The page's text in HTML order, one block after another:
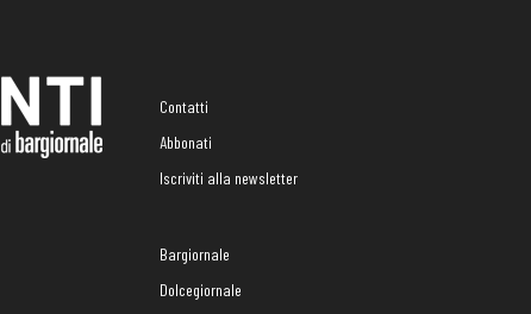
Contatti
Abbonati
Iscriviti alla newsletter
Bargiornale
Dolcegiornale